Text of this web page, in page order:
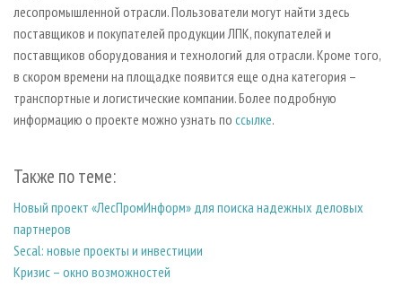
лесопромышленной отрасли. Пользователи могут найти здесь
поставщиков и покупателей продукции ЛПК, покупателей и
поставщиков оборудования и технологий для отрасли. Кроме того,
в скором времени на площадке появится еще одна категория –
транспортные и логистические компании. Более подробную
информацию о проекте можно узнать по ссылке.
Также по теме:
Новый проект «ЛесПромИнформ» для поиска надежных деловых
партнеров
Secal: новые проекты и инвестиции
Кризис – окно возможностей